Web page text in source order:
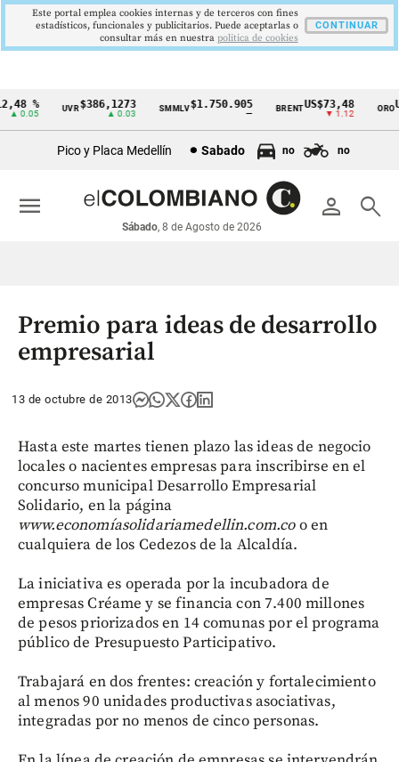
Cintillo
económicos
Colombia
%
0.05
UVR$386,1273
▲ 0.03
SMMLV$1.750.905 BRENTUS$73,48
▼ 1.12
ORO
Pico y Placa Medellín Sabado no no
person search
Sábado, 8 de Agosto de 2026
menu
Premio para ideas de desarrollo
empresarial
13 de octubre de 2013
Hasta este martes tienen plazo las ideas de negocio
locales o nacientes empresas para inscribirse en el
concurso municipal Desarrollo Empresarial
Solidario, en la página
www.economíasolidariamedellin.com.coo en
cualquiera de los Cedezos de la Alcaldía.
La iniciativa es operada por la incubadora de
empresas Créame y se financia con 7.400 millones
de pesos priorizados en 14 comunas por el programa
público de Presupuesto Participativo.
Trabajará en dos frentes: creación y fortalecimiento
al menos 90 unidades productivas asociativas,
integradas por no menos de cinco personas.
Este portal emplea cookies internas y de terceros con fines
estadísticos, funcionales y publicitarios. Puede aceptarlas o
consultar más en nuestra politica de cookies
CONTINUAR